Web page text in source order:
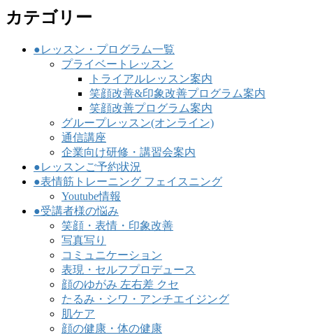
カテゴリー
●レッスン・プログラム一覧
プライベートレッスン
トライアルレッスン案内
笑顔改善&印象改善プログラム案内
笑顔改善プログラム案内
グループレッスン(オンライン)
通信講座
企業向け研修・講習会案内
●レッスンご予約状況
●表情筋トレーニング フェイスニング
Youtube情報
●受講者様の悩み
笑顔・表情・印象改善
写真写り
コミュニケーション
表現・セルフプロデュース
顔のゆがみ 左右差 クセ
たるみ・シワ・アンチエイジング
肌ケア
顔の健康・体の健康